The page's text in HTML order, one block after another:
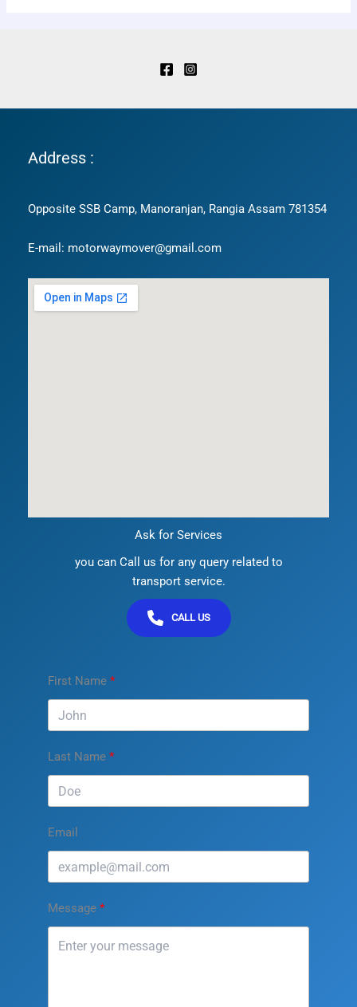
Address :
Opposite SSB Camp, Manoranjan, Rangia Assam 781354
E-mail: motorwaymover@gmail.com
Ask for Services
you can Call us for any query related to
transport service.
CALL US
First Name
Last Name
Email
Message